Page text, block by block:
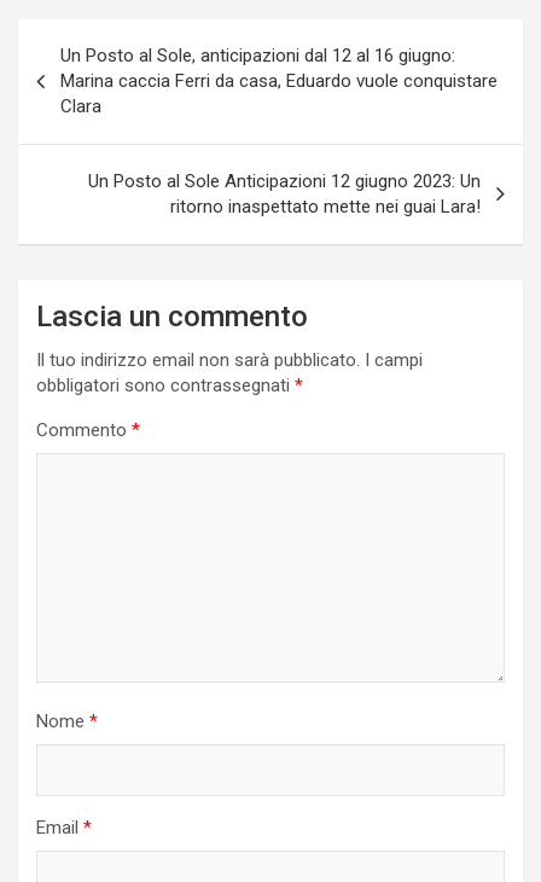
articoli
Un Posto al Sole, anticipazioni dal 12 al 16 giugno:
Marina caccia Ferri da casa, Eduardo vuole conquistare
Clara
Un Posto al Sole Anticipazioni 12 giugno 2023: Un
ritorno inaspettato mette nei guai Lara!
Lascia un commento
Il tuo indirizzo email non sarà pubblicato. I campi
obbligatori sono contrassegnati *
Commento *
Nome *
Email *